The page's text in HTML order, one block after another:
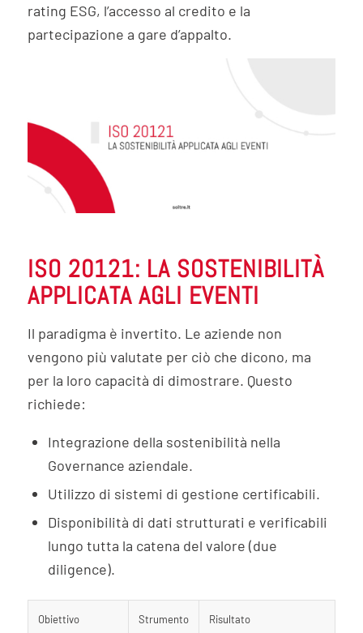
rating ESG, l’accesso al credito e la
partecipazione a gare d’appalto.
ISO 20121: LA SOSTENIBILITÀ
APPLICATA AGLI EVENTI
Il paradigma è invertito. Le aziende non
vengono più valutate per ciò che dicono, ma
per la loro capacità di dimostrare. Questo
richiede:
Integrazione della sostenibilità nella
Governance aziendale.
Utilizzo di sistemi di gestione certificabili.
Disponibilità di dati strutturati e verificabili
lungo tutta la catena del valore (due
diligence).
Obiettivo Strumento Risultato